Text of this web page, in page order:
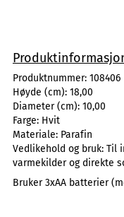
Produktnummer: 108406
Høyde (cm): 18,00
Diameter (cm): 10,00
Farge: Hvit
Materiale: Parafin
Vedlikehold og bruk: Til
varmekilder og direkte
Bruker 3xAA batterier